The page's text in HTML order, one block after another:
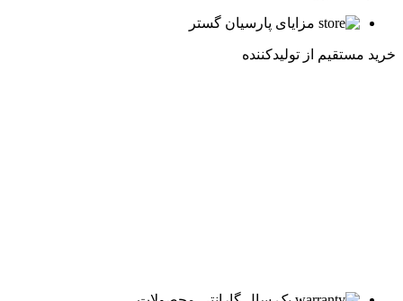
مزایای پارسیان گستر
خرید مستقیم از تولیدکننده